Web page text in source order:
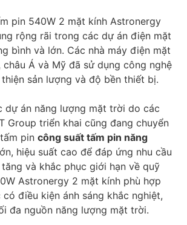
pin 540W 2 mặt kính Astronergy
rộng rãi trong các dự án điện mặt
bình và lớn. Các nhà máy điện mặt
Á và Mỹ đã sử dụng công nghệ
sản lượng và độ bền thiết bị.
dự án năng lượng mặt trời do các
Group triển khai cũng đang chuyển
pin công suất tấm pin năng
hiệu suất cao để đáp ứng nhu cầu
và khắc phục giới hạn về quỹ
Astronergy 2 mặt kính phù hợp
điều kiện ánh sáng khắc nghiệt,
đa nguồn năng lượng mặt trời.